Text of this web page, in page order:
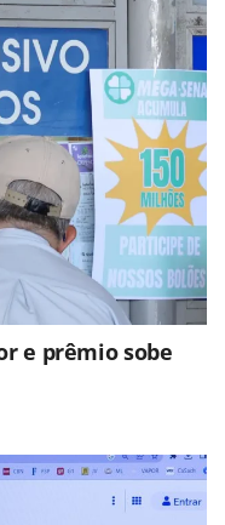
e prêmio sobe